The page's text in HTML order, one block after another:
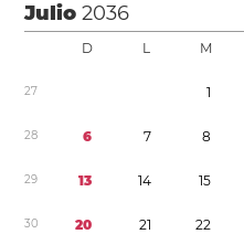
Julio2036
D L M
27 1
28 6 7 8
29 13 14 15
30 20 21 22